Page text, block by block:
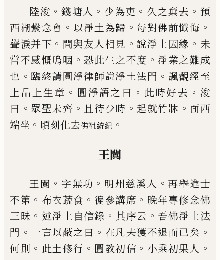
陸浚 。錢塘人 。 少為吏 。 久之棄去 。 預
西湖繫念會 。 以淨土為歸 。 每對佛前懺悔 。
聲淚并下 。 間與友人相見 。說淨土因緣 。 未
嘗不感慨嗚咽 。 恐此生之不度 。淨業之難成
也 。 臨終請圓淨律師說淨土法門 。 諷觀經至
上品上生章 。 圓淨語之曰 。 此時好去 。 浚
曰 。 眾聖未齊 。 且待少時 。 起就竹牀 。 面西
端坐 。 頃刻化去佛祖統紀 。
王闐
王闐 。 字無功 。 明州慈溪人 。再舉進士
不第 。 布衣蔬食 。 徧參講席 。 晚年專修念佛
三昧 。 述淨土自信錄 。其序云 。 吾佛淨土法
門 。 一言以蔽之曰 。 在凡夫獲不退而已矣 。
何則 。 此土修行 。 圓教初信 。 小乘初果人 。